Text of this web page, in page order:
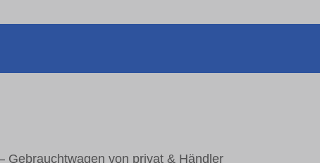
Gebrauchtwagen von privat & Händler